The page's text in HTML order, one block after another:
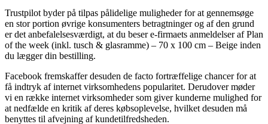
Trustpilot byder på tilpas pålidelige muligheder for at gennemsøge
en stor portion øvrige konsumenters betragtninger og af den grund
er det anbefalelsesværdigt, at du beser e-firmaets anmeldelser af Plan
of the week (inkl. tusch & glasramme) – 70 x 100 cm – Beige inden
du lægger din bestilling.
Facebook fremskaffer desuden de facto fortræffelige chancer for at
få indtryk af internet virksomhedens popularitet. Derudover møder
vi en række internet virksomheder som giver kunderne mulighed for
at nedfælde en kritik af deres købsoplevelse, hvilket desuden må
benyttes til afvejning af kundetilfredsheden.